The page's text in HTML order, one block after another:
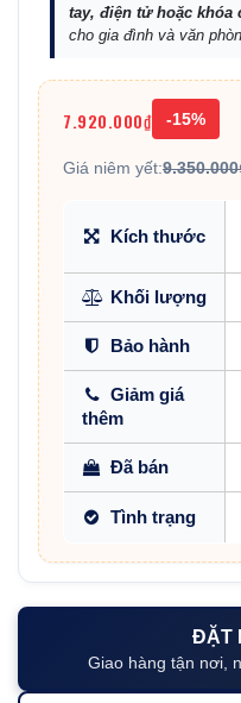
tay, điện tử hoặc khóa
cho gia đình và văn
7.920.000₫ -15%
Giá niêm yết:
Kích thước
Khối lượng
Bảo hành
Giảm giá
thêm
Đã bán
Tình trạng
ĐẶT
Giao hàng tận nơi,